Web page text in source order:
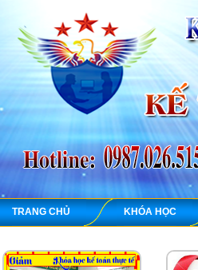
TRANG CHỦ KHÓA HỌC